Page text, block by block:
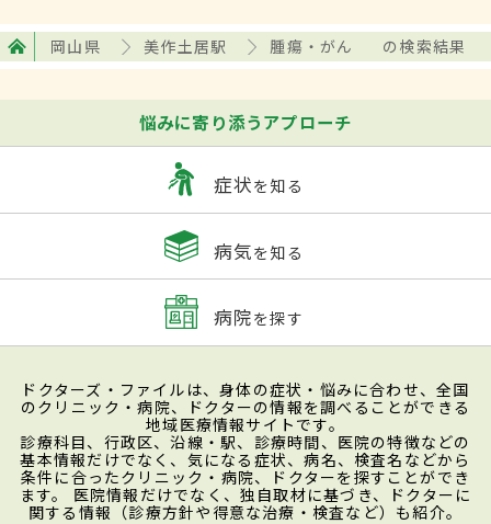
岡山県 美作土居駅 腫瘍・がん の検索結果
悩みに寄り添うアプローチ
症状を知る
病気を知る
病院を探す
ドクターズ・ファイルは、身体の症状・悩みに合わせ、全国
のクリニック・病院、ドクターの情報を調べることができる
地域医療情報サイトです。
診療科目、行政区、沿線・駅、診療時間、医院の特徴などの
基本情報だけでなく、気になる症状、病名、検査名などから
条件に合ったクリニック・病院、ドクターを探すことができ
ます。 医院情報だけでなく、独自取材に基づき、ドクターに
関する情報（診療方針や得意な治療・検査など）も紹介。